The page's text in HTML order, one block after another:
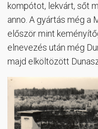
kompótot, lekvárt, sőt
anno. A gyártás még a
először mint
elnevezés után még
majd elköltözött